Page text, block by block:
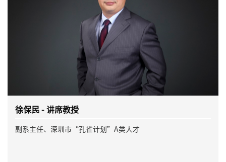
徐保民 - 讲席教授
副系主任、深圳市“孔雀计划”A类人才